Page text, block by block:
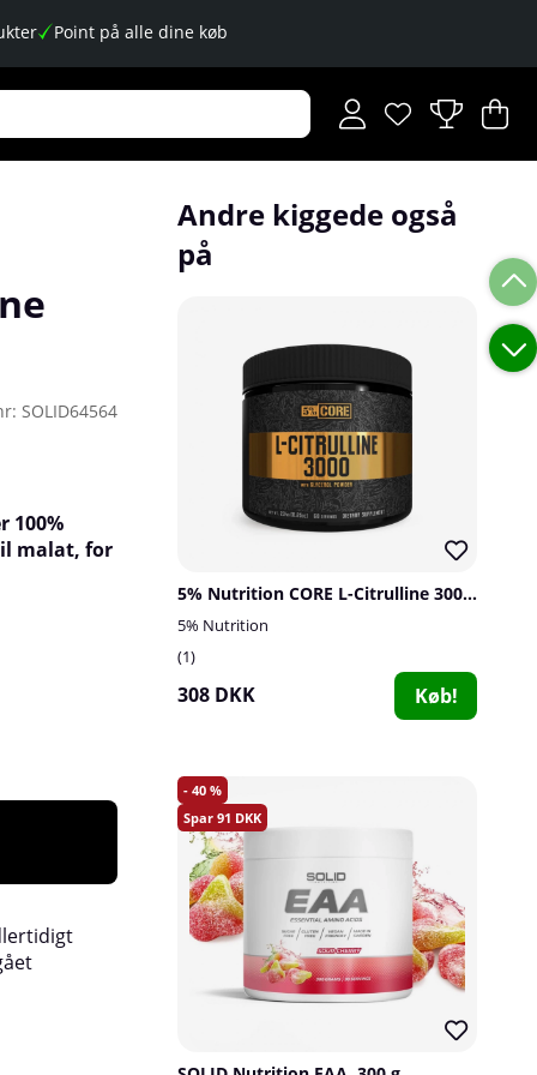
Point på alle dine køb
Ønskeliste
Antal på
.
.
SOLID64564
100%
malat, for
Andre kiggede også
på
5% Nutrition CORE L-Citrulline 3000, 60 serv.
5% Nutrition
1
308 DKK Køb!
40
91